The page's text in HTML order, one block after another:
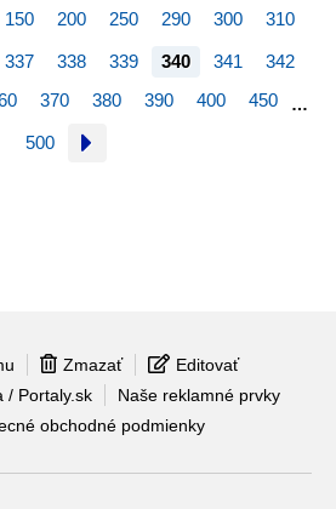
150 200 250 290 300 310
337 338 339 340 341
342
370 380 390 400 450 …
500
Zmazať
Editovať
/ Portaly.sk
Naše reklamné prvky
obchodné podmienky